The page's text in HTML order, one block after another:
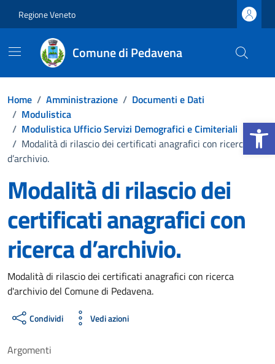
Regione Veneto
Comune di Pedavena
Home / Amministrazione / Documenti e Dati
/ Modulistica
/ Modulistica Ufficio Servizi Demografici e Cimiteriali
/ Modalità di rilascio dei certificati anagrafici con ricerca
d’archivio.
Modalità di rilascio dei
certificati anagrafici con
ricerca d’archivio.
Dettagli del documento
Modalità di rilascio dei certificati anagrafici con ricerca
d'archivio del Comune di Pedavena.
Condividi Vedi azioni
Argomenti
Apri la